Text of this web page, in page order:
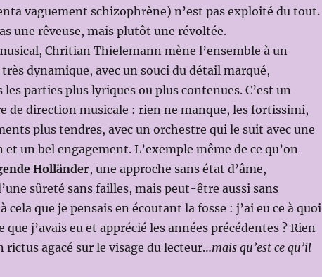
vaguement schizophrène) n’est pas exploité du tout.
une rêveuse, mais plutôt une révoltée.
Chritian Thielemann mène l’ensemble à un
dynamique, avec un souci du détail marqué,
parties plus lyriques ou plus contenues. C’est un
de direction musicale : rien ne manque, les fortissimi,
plus tendres, avec un orchestre qui le suit avec une
un bel engagement. L’exemple même de ce qu’on
Holländer, une approche sans état d’âme,
sûreté sans failles, mais peut-être aussi sans
cela que je pensais en écoutant la fosse : j’ai eu ce à quoi
que j’avais eu et apprécié les années précédentes ? Rien
rictus agacé sur le visage du lecteur…mais qu’est ce qu’il